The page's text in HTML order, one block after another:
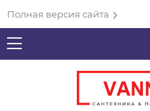
Полная версия сайта